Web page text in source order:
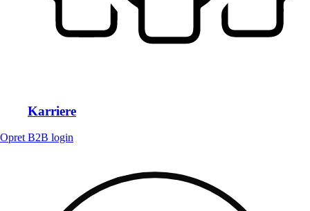
Karriere
Opret B2B login